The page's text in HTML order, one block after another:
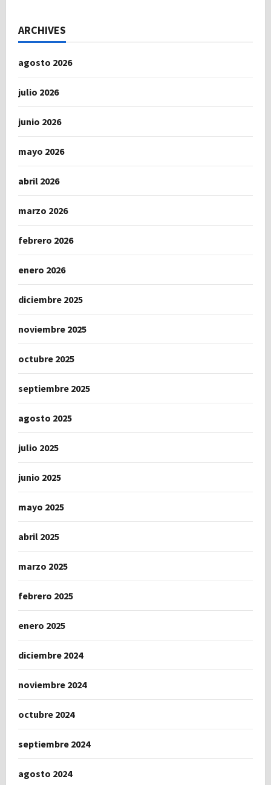
ARCHIVES
agosto 2026
julio 2026
junio 2026
mayo 2026
abril 2026
marzo 2026
febrero 2026
enero 2026
diciembre 2025
noviembre 2025
octubre 2025
septiembre 2025
agosto 2025
julio 2025
junio 2025
mayo 2025
abril 2025
marzo 2025
febrero 2025
enero 2025
diciembre 2024
noviembre 2024
octubre 2024
septiembre 2024
agosto 2024